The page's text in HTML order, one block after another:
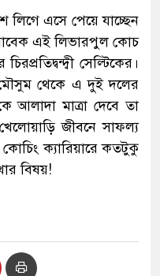
লিগে এসে পেয়ে যাচ্ছেন
এই লিভারপুল কোচ
সেল্টিকের।
থেকে এ দুই দলের
আলাদা মাত্রা দেবে তা
জীবনে সাফল্য
ক্যারিয়ারে কতটুকু
বিষয়!